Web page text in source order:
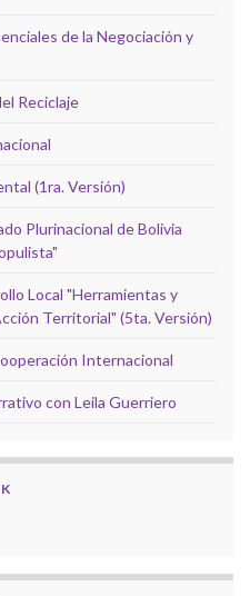
de la Negociación y
Reciclaje
(1ra. Versión)
Plurinacional de Bolivia
Local "Herramientas y
Territorial" (5ta. Versión)
Internacional
con Leila Guerriero